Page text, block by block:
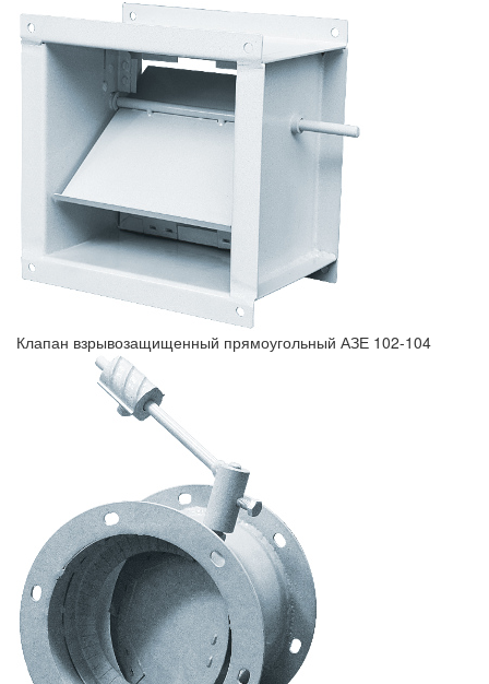
Клапан взрывозащищенный прямоугольный АЗЕ 102-104